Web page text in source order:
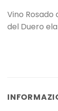
Vino Rosado
del Duero